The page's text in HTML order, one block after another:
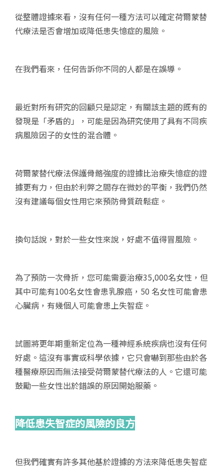
從整體證據來看，沒有任何一種方法可以確定荷爾蒙替
代療法是否會增加或降低患失憶症的風險。
在我們看來，任何告訴你不同的人都是在誤導。
最近對所有研究的回顧只是認定，有關該主題的既有的
發現是「矛盾的」，可能是因為研究使用了具有不同疾
病風險因子的女性的混合體。
荷爾蒙替代療法保護骨骼強度的證據比治療失憶症的證
據更有力，但由於利弊之間存在微妙的平衡，我們仍然
沒有建議每個女性用它來預防骨質疏鬆症。
換句話說，對於一些女性來說，好處不值得冒風險。
為了預防一次骨折，您可能需要治療35,000名女性，但
其中可能有100名女性會患乳腺癌，50 名女性可能會患
心臟病，有幾個人可能會患上失智症。
試圖將更年期重新定位為一種神經系統疾病也沒有任何
好處。這沒有事實或科學依據，它只會嚇到那些由於各
種醫療原因而無法接受荷爾蒙替代療法的人。它還可能
鼓勵一些女性出於錯誤的原因開始服藥。
降低患失智症的風險的良方
但我們確實有許多其他基於證據的方法來降低患失智症